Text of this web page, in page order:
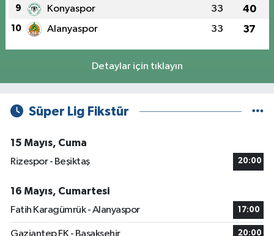
9 Konyaspor 33 40
10 Alanyaspor 33 37
Detaylar için tıklayın
Süper Lig Fikstür
15 Mayıs, Cuma
Rizespor - Beşiktaş
20:00
16 Mayıs, Cumartesi
Fatih Karagümrük - Alanyaspor
17:00
Gaziantep FK - Başakşehir 20:00